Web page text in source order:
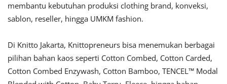
membantu kebutuhan produksi clothing brand, konveksi,
sablon, reseller, hingga UMKM fashion.
Di Knitto Jakarta, Knittopreneurs bisa menemukan berbagai
pilihan bahan kaos seperti Cotton Combed, Cotton Carded,
Cotton Combed Enzywash, Cotton Bamboo, TENCEL™ Modal